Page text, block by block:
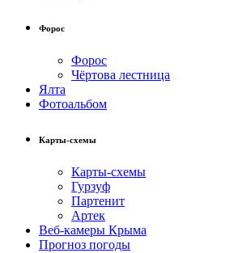
Форос
Форос
Чёртова лестница
Ялта
Фотоальбом
Карты-схемы
Карты-схемы
Гурзуф
Партенит
Артек
Веб-камеры Крыма
Прогноз погоды